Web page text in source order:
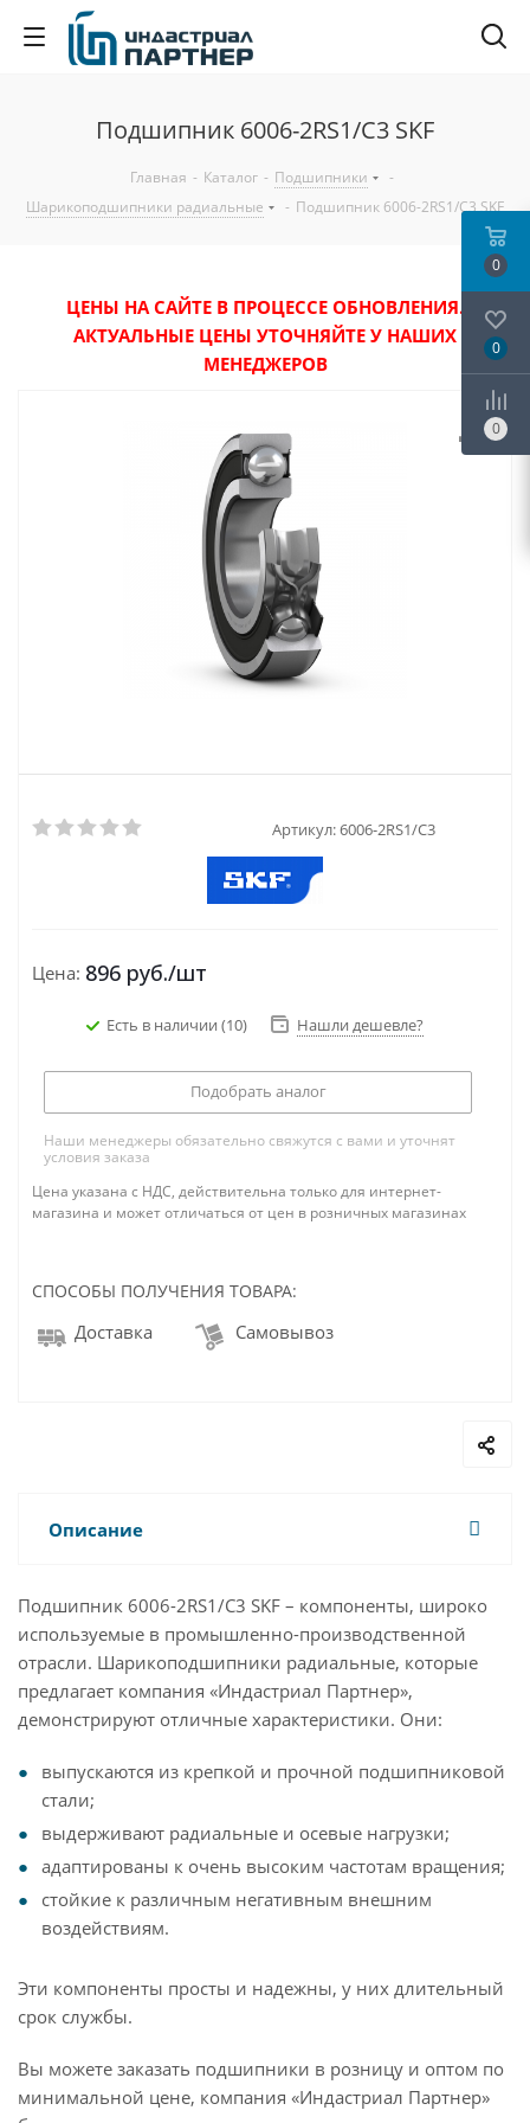
Подшипник 6006-2RS1/C3 SKF
Главная - Каталог - Подшипники
-
Шарикоподшипники радиальные
- Подшипник 6006-2RS1/C3 SKF
ЦЕНЫ НА САЙТЕ В ПРОЦЕССЕ ОБНОВЛЕНИЯ.
АКТУАЛЬНЫЕ ЦЕНЫ УТОЧНЯЙТЕ У НАШИХ
МЕНЕДЖЕРОВ
Артикул:6006-2RS1/C3
Цена: 896 руб./шт
Есть в наличии (10) Нашли дешевле?
Подобрать аналог
Наши менеджеры обязательно свяжутся с вами и уточнят
условия заказа
Цена указана с НДС, действительна только для интернет-
магазина и может отличаться от цен в розничных магазинах
СПОСОБЫ ПОЛУЧЕНИЯ ТОВАРА:
Доставка Самовывоз
Описание
Подшипник 6006-2RS1/C3 SKF – компоненты, широко
используемые в промышленно-производственной
отрасли. Шарикоподшипники радиальные, которые
предлагает компания «Индастриал Партнер»,
демонстрируют отличные характеристики. Они:
выпускаются из крепкой и прочной подшипниковой
стали;
выдерживают радиальные и осевые нагрузки;
адаптированы к очень высоким частотам вращения;
стойкие к различным негативным внешним
воздействиям.
Эти компоненты просты и надежны, у них длительный
срок службы.
Вы можете заказать подшипники в розницу и оптом по
минимальной цене, компания «Индастриал Партнер»
0
0
0